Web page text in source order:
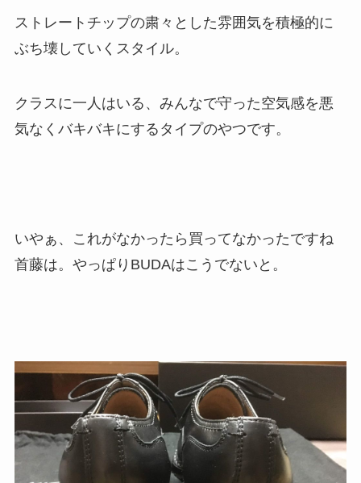
ストレートチップの粛々とした雰囲気を積極的に
ぶち壊していくスタイル。
クラスに一人はいる、みんなで守った空気感を悪
気なくバキバキにするタイプのやつです。
いやぁ、これがなかったら買ってなかったですね
首藤は。やっぱりBUDAはこうでないと。